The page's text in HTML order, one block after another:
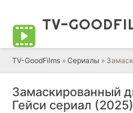
TV-GOOD
TV-GoodFilms » Сериалы » Замаскированный
Замаскированный
Гейси сериал